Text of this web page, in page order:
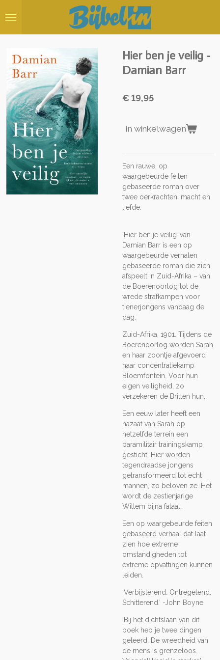
direct
Hier ben je veilig -
Damian Barr
€ 19,95
In winkelwagen
Een rauwe, op
waargebeurde feiten
gebaseerde roman over
twee oerkrachten: macht en
liefde.
‘Hier ben je veilig’ van
Damian Barr is een op
waargebeurde verhalen
gebaseerde roman die zich
afspeelt in Zuid-Afrika – van
de Boerenoorlog tot de
wrede strafkampen voor
tienerjongens vandaag de
dag.
Zuid-Afrika, 1901. Tijdens de
Boerenoorlog worden Sarah
en haar zoontje afgevoerd
naar concentratiekamp
Bloemfontein. Voor hun
eigen veiligheid, zo
verzekeren de Britten hun.
Een eeuw later heeft een
nazaat van Sarah op
hetzelfde terrein een
paramilitair trainingskamp
gesticht. Hier worden
tegendraadse jongens
getransformeerd tot echt
mannen, zo beloven ze. Het
wordt de zestienjarige
Willem bijna fataal.
Een op waargebeurde feiten
gebaseerd verhaal dat laat
zien hoe extreme
omstandigheden tot
extreme opvattingen kunnen
leiden.
‘Verbijsterend. Ontregelend.
Schitterend.’ -John Boyne
‘Bij het dichtslaan van dit
boek heb je twee dingen
geleerd. De wreedheid van
de mens is grenzeloos.